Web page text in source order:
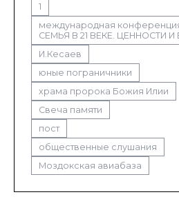
1
международная
СЕМЬЯ В 21 ВЕКЕ. ЦЕННОСТИ
И.Кесаев
юные пограничники
храма пророка Божия Илии
Свеча памяти
пост
общественные слушания
Моздокская авиабаза